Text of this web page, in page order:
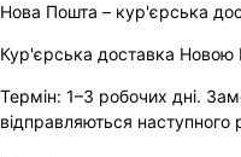
Нова Пошта – кур'єрська
Кур'єрська доставка
Термін: 1–3 робочих дні.
відправляються наступного